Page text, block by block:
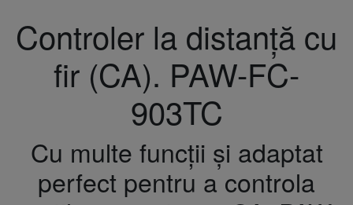
Controler la distanță cu
fir (CA). PAW-FC-
903TC
Cu multe funcții și adaptat
perfect pentru a controla